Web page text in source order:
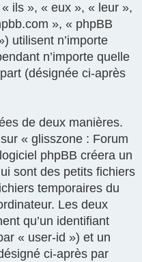
ils », « eux », « leur »,
», « phpBB
utilisent n’importe
n’importe quelle
(désignée ci-après
de deux manières.
« glisszone : Forum
phpBB créera un
sont des petits fichiers
temporaires du
Les deux
qu’un identifiant
« user-id ») et un
ci-après par